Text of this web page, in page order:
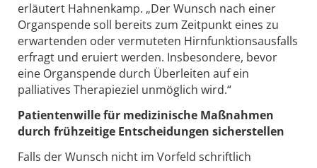
erläutert Hahnenkamp. „Der Wunsch nach einer
Organspende soll bereits zum Zeitpunkt eines zu
erwartenden oder vermuteten Hirnfunktionsausfalls
erfragt und eruiert werden. Insbesondere, bevor
eine Organspende durch Überleiten auf ein
palliatives Therapieziel unmöglich wird.“
Patientenwille für medizinische Maßnahmen
durch frühzeitige Entscheidungen sicherstellen
Falls der Wunsch nicht im Vorfeld schriftlich